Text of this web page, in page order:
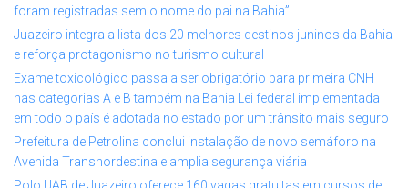
foram registradas sem o nome do pai na Bahia”
Juazeiro integra a lista dos 20 melhores destinos juninos da Bahia
e reforça protagonismo no turismo cultural
Exame toxicológico passa a ser obrigatório para primeira CNH
nas categorias A e B também na Bahia Lei federal implementada
em todo o país é adotada no estado por um trânsito mais seguro
Prefeitura de Petrolina conclui instalação de novo semáforo na
Avenida Transnordestina e amplia segurança viária